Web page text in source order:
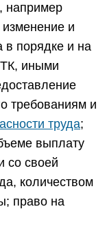
например
и
в порядке и на
иными
требованиям и
труда;
выплату
со своей
количеством
право на